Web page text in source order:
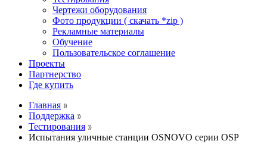
Чертежи оборудования
Фото продукции ( скачать *zip )
Рекламные материалы
Обучение
Пользовательское соглашение
Проекты
Партнерство
Где купить
Главная
Поддержка
Тестирования
Испытания уличные станции OSNOVO серии OSP